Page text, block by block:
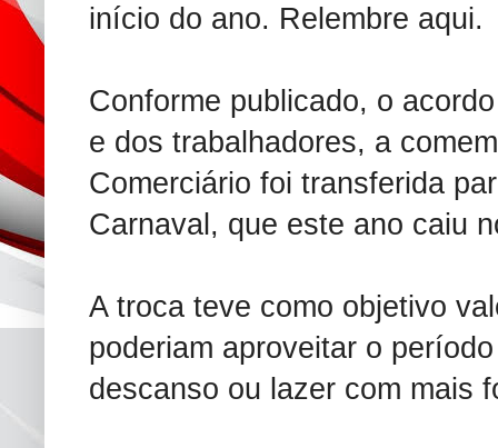
início do ano. Relembre aqui.
Conforme publicado, o
e dos trabalhadores, a
Comerciário foi transferida
Carnaval, que este ano caiu
A troca teve como objetivo
poderiam aproveitar o
descanso ou lazer com mais